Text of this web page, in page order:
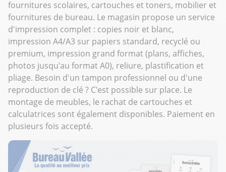
fournitures scolaires, cartouches et toners, mobilier et
fournitures de bureau. Le magasin propose un service
d'impression complet : copies noir et blanc,
impression A4/A3 sur papiers standard, recyclé ou
premium, impression grand format (plans, affiches,
photos jusqu'au format A0), reliure, plastification et
pliage. Besoin d'un tampon professionnel ou d'une
reproduction de clé ? C'est possible sur place. Le
montage de meubles, le rachat de cartouches et
calculatrices sont également disponibles. Paiement en
plusieurs fois accepté.